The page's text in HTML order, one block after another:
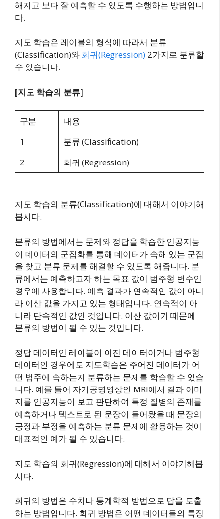
해지고 보다 잘 예측할 수 있도록 수행하는 방법입니
다.
지도 학습은 레이블의 형식에 따라서 분류
(Classification)와 회귀(Regression) 2가지로 분류할
수 있습니다.
[지도 학습의 분류]
구분
내용
1
분류 (Classification)
2
회귀 (Regression)
지도 학습의 분류(Classification)에 대해서 이야기해
봅시다.
분류의 방법에서는 문제와 정답을 학습한 인공지능
이 데이터의 군집화를 통해 데이터가 속해 있는 군집
을 찾고 분류 문제를 해결할 수 있도록 해줍니다. 분
류에서는 예측하고자 하는 목표 값이 범주형 변수인
경우에 사용합니다. 예측 결과가 연속적인 값이 아니
라 이산 값을 가지고 있는 형태입니다. 연속적이 아
니라 단속적인 값인 것입니다. 이산 값이기 때문에
분류의 방법이 될 수 있는 것입니다.
정답 데이터인 레이블이 이진 데이터이거나 범주형
데이터인 경우에도 지도학습은 주어진 데이터가 어
떤 범주에 속하는지 분류하는 문제를 학습할 수 있습
니다. 예를 들어 자기공명영상인 MRI에서 결과 이미
지를 인공지능이 보고 판단하여 특정 질병의 존재를
예측하거나 텍스트로 된 문장이 들어왔을 때 문장의
긍정과 부정을 예측하는 분류 문제에 활용하는 것이
대표적인 예가 될 수 있습니다.
지도 학습의 회귀(Regression)에 대해서 이야기해봅
시다.
회귀의 방법은 수치나 통계학적 방법으로 답을 도출
하는 방법입니다. 회귀 방법은 어떤 데이터들의 특징